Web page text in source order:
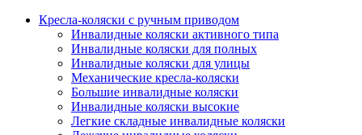
Кресла-коляски с ручным приводом
Инвалидные коляски активного типа
Инвалидные коляски для полных
Инвалидные коляски для улицы
Механические кресла-коляски
Большие инвалидные коляски
Инвалидные коляски высокие
Легкие складные инвалидные коляски